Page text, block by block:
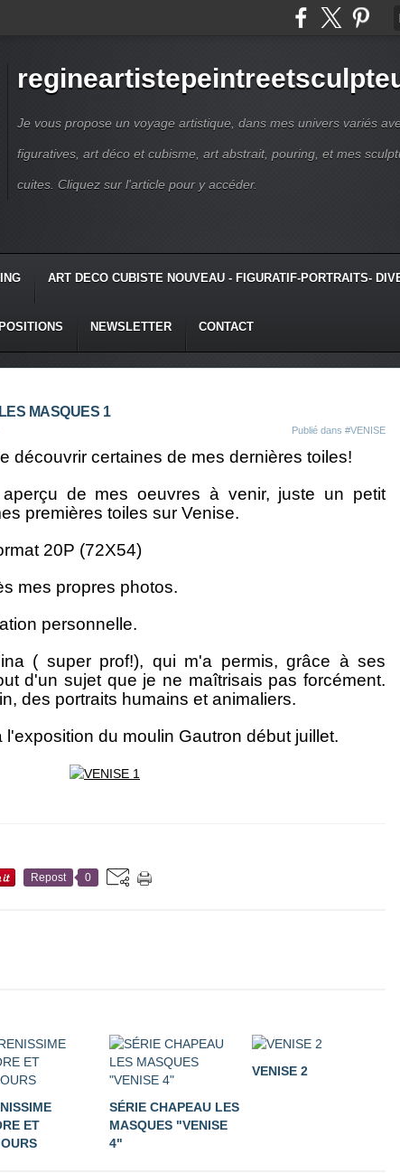
Je vous propose un voyage artistique, dans mes univers variés
figuratives, art déco et cubisme, art abstrait, pouring, et mes
cuites. Cliquez sur l'article pour y accéder.
ART DECO CUBISTE NOUVEAU - FIGURATIF-PORTRAITS-
NEWSLETTER CONTACT
MASQUES 1
Publié dans #VENISE
découvrir certaines de mes dernières toiles!
de mes oeuvres à venir, juste un petit
premières toiles sur Venise.
20P (72X54)
mes propres photos.
personnelle.
( super prof!), qui m'a permis, grâce à ses
d'un sujet que je ne maîtrisais pas forcément.
des portraits humains et animaliers.
l'exposition du moulin Gautron début juillet.
Repost 0
ET
SÉRIE CHAPEAU LES
MASQUES "VENISE
4"
VENISE 2